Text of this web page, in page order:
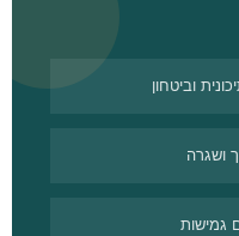
וביטחון
ושגרה
גמישות